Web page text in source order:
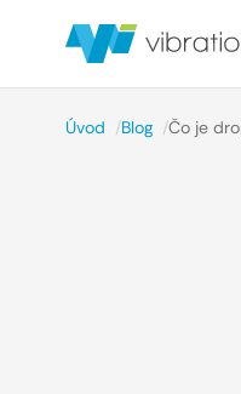
Úvod /Blog /Čo je